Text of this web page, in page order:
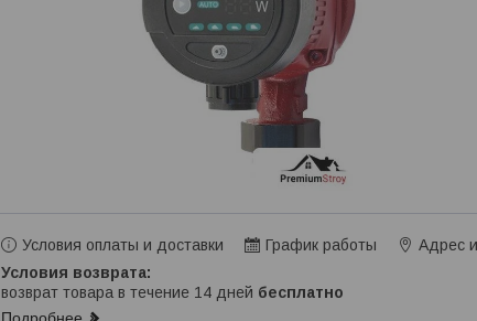
Условия оплаты и доставки График работы Адрес
возврат товара в течение 14 дней бесплатно
Подробнее